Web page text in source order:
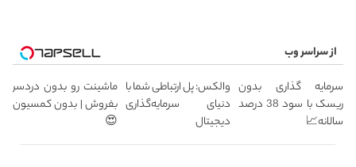
از سراسر وب
سرمایه گذاری بدون
ریسک با سود 38 درصد
سالانه📈
والکس: پل ارتباطی شما با
دنیای سرمایه‌گذاری
دیجیتال
ماشینت رو بدون دردسر
بفروش | بدون کمسیون
😍